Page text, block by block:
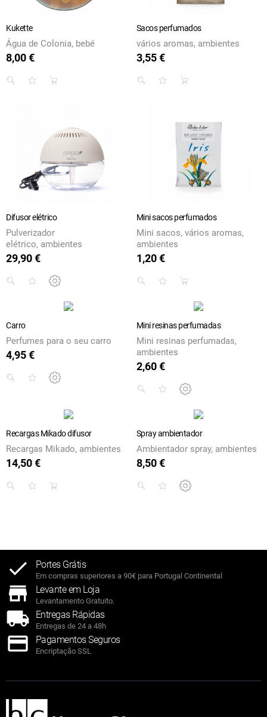
Kukette
Água de Colonia, bebé
Preço
8,00 €
Sacos perfumados
vários aromas, ambientes
Preço
3,55 €
Difusor elétrico
Pulverizador
elétrico, ambientes
Preço
29,90 €
Mini sacos perfumados
Mini sacos, vários aromas,
ambientes
Preço
1,20 €
Carro
Perfumes para o seu carro
Preço
4,95 €
Mini resinas perfumadas
Mini resinas perfumadas,
ambientes
Preço
2,60 €
Recargas Mikado difusor
Recargas Mikado, ambientes
Preço
14,50 €
Spray ambientador
Ambientador spray, ambientes
Preço
8,50 €
Portes Grátis
Em compras superiores a 90€ para Portugal Continental
Levante em Loja
Levantamento Gratuito.
Entregas Rápidas
Entregas de 24 a 48h
Pagamentos Seguros
Encriptação SSL